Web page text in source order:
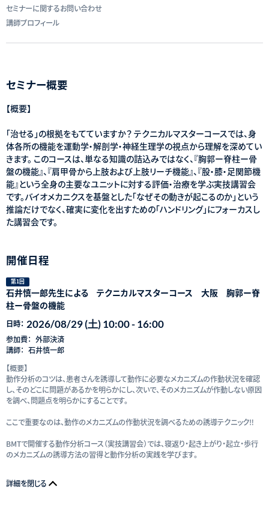
セミナーに関するお問い合わせ
講師プロフィール
セミナー概要
【概要】
「治せる」の根拠をもてていますか？ テクニカルマスターコースでは、身
体各所の機能を運動学・解剖学・神経生理学の視点から理解を深めてい
きます。 このコースは、単なる知識の詰込みではなく、『胸郭ー脊柱ー骨
盤の機能』、『肩甲骨から上肢および上肢リーチ機能』、『股・膝・足関節機
能』という全身の主要なユニットに対する評価・治療を学ぶ実技講習会
です。バイオメカニクスを基盤とした「なぜその動きが起こるのか」という
推論だけでなく、確実に変化を出すための「ハンドリング」にフォーカスし
た講習会です。
開催日程
第1回
石井慎一郎先生による テクニカルマスターコース 大阪 胸郭ー脊
柱ー骨盤の機能
日時： 2026/08/29 (土) 10:00 - 16:00
参加費： 外部決済
講師： 石井慎一郎
【概要】
動作分析のコツは、患者さんを誘導して動作に必要なメカニズムの作動状況を確認
し、そのどこに問題があるかを明らかにし、次いで、そのメカニズムが作動しない原因
を調べ、問題点を明らかにすることです。
ここで重要なのは、動作のメカニズムの作動状況を調べるための誘導テクニック‼
BMTで開催する動作分析コース（実技講習会）では、寝返り・起き上がり・起立・歩行
のメカニズムの誘導方法の習得と動作分析の実践を学びます。
詳細を閉じる